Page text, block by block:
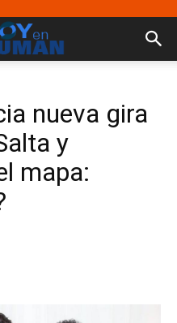
nueva gira
y
mapa: